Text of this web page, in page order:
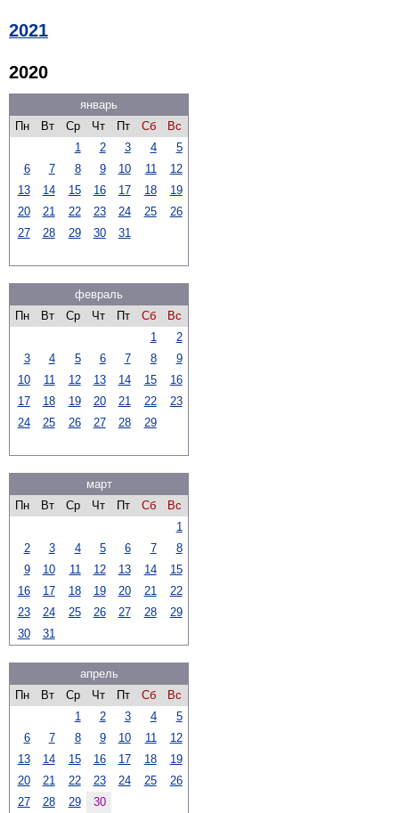
2021
2020
январь
Пн
Вт Ср Чт Пт Сб
Вс
1
2 3 4
5
6
7 8 9 10 11
12
13
14 15 16 17 18
19
20
21 22 23 24 25
26
27
28 29 30 31
февраль
Пн
Вт Ср Чт Пт Сб
Вс
1
2
3
4 5 6 7 8
9
10
11 12 13 14 15
16
17
18 19 20 21 22
23
24
25 26 27 28 29
март
Пн
Вт Ср Чт Пт Сб
Вс
1
2
3 4 5 6 7
8
9
10 11 12 13 14
15
16
17 18 19 20 21
22
23
24 25 26 27 28
29
30
31
апрель
Пн
Вт Ср Чт Пт Сб
Вс
1
2 3 4
5
6
7 8 9 10 11
12
13
14 15 16 17 18
19
20
21 22 23 24 25
26
27
28 29 30